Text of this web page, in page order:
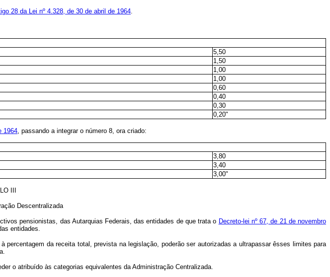
28 da Lei nº 4.328, de 30 de abril de 1964.
5,50
1,50
1,00
1,00
0,60
0,40
0,30
0,20"
1964, passando a integrar o número 8, ora criado:
3,80
3,40
3,00"
III
Descentralizada
pensionistas, das Autarquias Federais, das entidades de que trata o Decreto-lei nº 67, de 21 de novembro
entidades.
da receita total, prevista na legislação, poderão ser autorizadas a ultrapassar êsses limites para
o atribuído às categorias equivalentes da Administração Centralizada.